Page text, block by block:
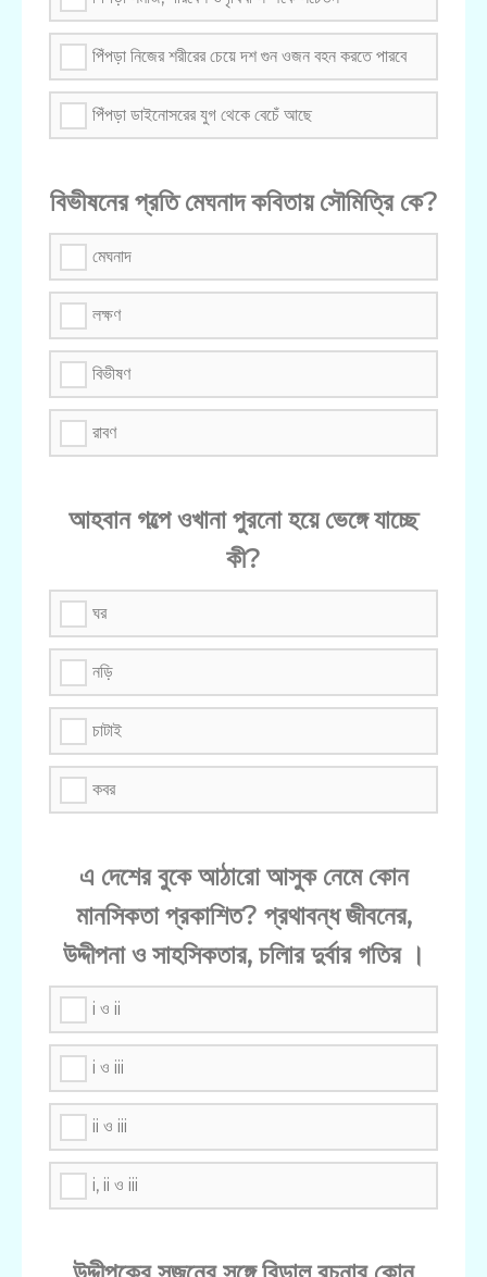
পিঁপড়া নিজের শরীরের চেয়ে দশ গুন ওজন বহন করতে পারবে
পিঁপড়া ডাইনোসরের যুগ থেকে বেচেঁ আছে
বিভীষনের প্রতি মেঘনাদ কবিতায় সৌমিত্রি কে?
মেঘনাদ
লক্ষণ
বিভীষণ
রাবণ
আহবান গল্পে ওখানা পুরনো হয়ে ভেঙ্গে যাচ্ছে
কী?
ঘর
নড়ি
চাটাই
কবর
এ দেশের বুকে আঠারো আসুক নেমে কোন
মানসিকতা প্রকাশিত? প্রথাবন্ধ জীবনের,
উদ্দীপনা ও সাহসিকতার, চলিার দুর্বার গতির ।
i ও ii
i ও iii
ii ও iii
i, ii ও iii